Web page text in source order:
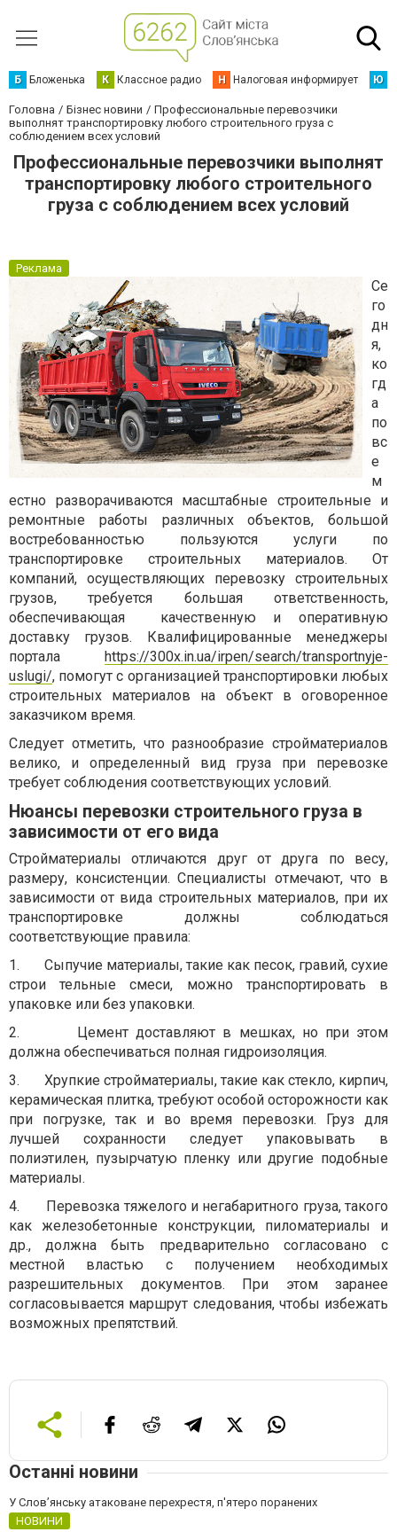
Б Бложенька К Классное радио Н Налоговая информирует Ю
Головна Бізнес новини
Профессиональные перевозчики
выполнят транспортировку любого строительного груза с
соблюдением всех условий
Профессиональные перевозчики выполнят
транспортировку любого строительного
груза с соблюдением всех условий
Реклама
Се
го
дн
я,
ко
гд
а
по
вс
е
м
естно разворачиваются масштабные строительные и
ремонтные работы различных объектов, большой
востребованностью пользуются услуги по
транспортировке строительных материалов. От
компаний, осуществляющих перевозку строительных
грузов, требуется большая ответственность,
обеспечивающая
качественную и оперативную
доставку грузов. Квалифицированные менеджеры
портала https://300x.in.ua/irpen/search/transportnyje-
uslugi/, помогут с организацией транспортировки любых
строительных материалов на объект в оговоренное
заказчиком время.
Следует отметить, что разнообразие стройматериалов
велико, и определенный вид груза при перевозке
требует соблюдения соответствующих условий.
Нюансы перевозки строительного груза в
зависимости от его вида
Стройматериалы отличаются друг от друга по весу,
размеру, консистенции. Специалисты отмечают, что в
зависимости от вида строительных материалов, при их
транспортировке должны соблюдаться
соответствующие правила:
1.
Сыпучие материалы, такие как песок, гравий, сухие
строи тельные смеси, можно транспортировать в
упаковке или без упаковки.
2.
Цемент доставляют в мешках, но при этом
должна обеспечиваться полная гидроизоляция.
3.
Хрупкие стройматериалы, такие как стекло, кирпич,
керамическая плитка, требуют особой осторожности как
при погрузке, так и во время перевозки. Груз для
лучшей сохранности следует упаковывать в
полиэтилен, пузырчатую пленку или другие подобные
материалы.
4.
Перевозка тяжелого и негабаритного груза, такого
как железобетонные конструкции, пиломатериалы и
др., должна быть предварительно согласовано с
местной властью с получением необходимых
разрешительных документов. При этом заранее
согласовывается маршрут следования, чтобы избежать
возможных препятствий.
Останні новини
У Слов’янську атаковане перехрестя, п'ятеро поранених
НОВИНИ